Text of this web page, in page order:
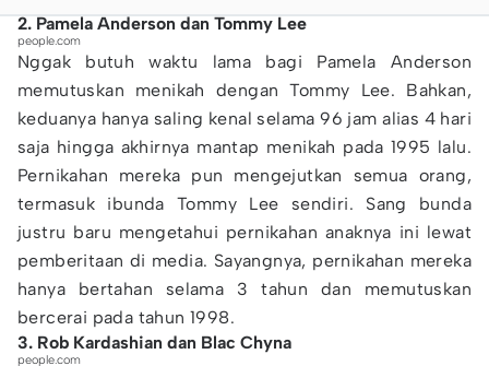
2. Pamela Anderson dan Tommy Lee
people.com
Nggak butuh waktu lama bagi Pamela Anderson
memutuskan menikah dengan Tommy Lee. Bahkan,
keduanya hanya saling kenal selama 96 jam alias 4 hari
saja hingga akhirnya mantap menikah pada 1995 lalu.
Pernikahan mereka pun mengejutkan semua orang,
termasuk ibunda Tommy Lee sendiri. Sang bunda
justru baru mengetahui pernikahan anaknya ini lewat
pemberitaan di media. Sayangnya, pernikahan mereka
hanya bertahan selama 3 tahun dan memutuskan
bercerai pada tahun 1998.
3. Rob Kardashian dan Blac Chyna
people.com